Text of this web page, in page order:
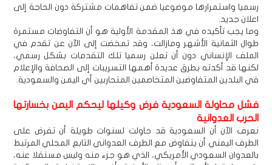
رسميا واستمرارها موضوعيا ضمن تفاهمات مشتركة دون الحاجة إلى
اعلان جديد.
وما يجب تأكيده في هذ المقدمة الأولية هو أن التفاوضات مستمرة
طوال الثمانية الأشهر ومازالت، وقد تمخضت إلى الآن عن تقدم في
الملف الإنساني دون أن تعلن رسميا تلك التقدمات بشكل رسمي،
لكنها قد أكدته بطرق عديدة أهمها التسريبات إلى الصحافة والإعلام
في البلدين المتفاوضين المتخاصمين المتحاربين أي اليمن والسعودية.
فشل محاولة السعودية فرض وكيلها ليحكم اليمن بخسارتها
الحرب العدوانية
نعرف الآن أن السعودية قد حاولت لسنوات طويلة أن تفرض على
الطرف اليمني أن يتفاوض مع الطرف العدواني التابع المحلي المرتبط
بالعدوان السعودي الأمريكي، الذي هو جزء منه وليس مستقلا عنه،